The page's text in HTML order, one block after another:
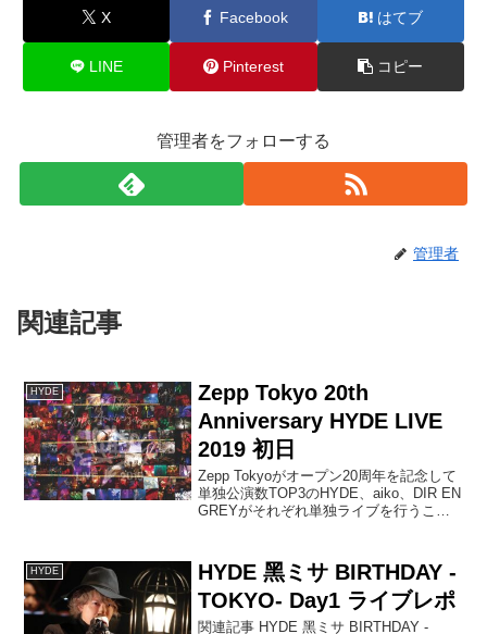
X Facebook はてブ
LINE Pinterest コピー
管理者をフォローする
管理者
関連記事
HYDE
Zepp Tokyo 20th
Anniversary HYDE LIVE
2019 初日
Zepp Tokyoがオープン20周年を記念して
単独公演数TOP3のHYDE、aiko、DIR EN
GREYがそれぞれ単独ライブを行うこと
HYDE
HYDE 黑ミサ BIRTHDAY -
TOKYO- Day1 ライブレポ
関連記事 HYDE 黑ミサ BIRTHDAY -